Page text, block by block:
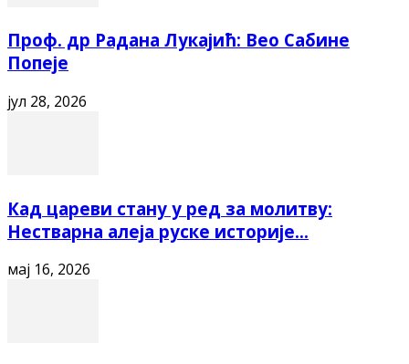
Проф. др Радана Лукајић: Вео Сабине
Попеје
јул 28, 2026
Кад цареви стану у ред за молитву:
Нестварна алеја руске историје...
мај 16, 2026